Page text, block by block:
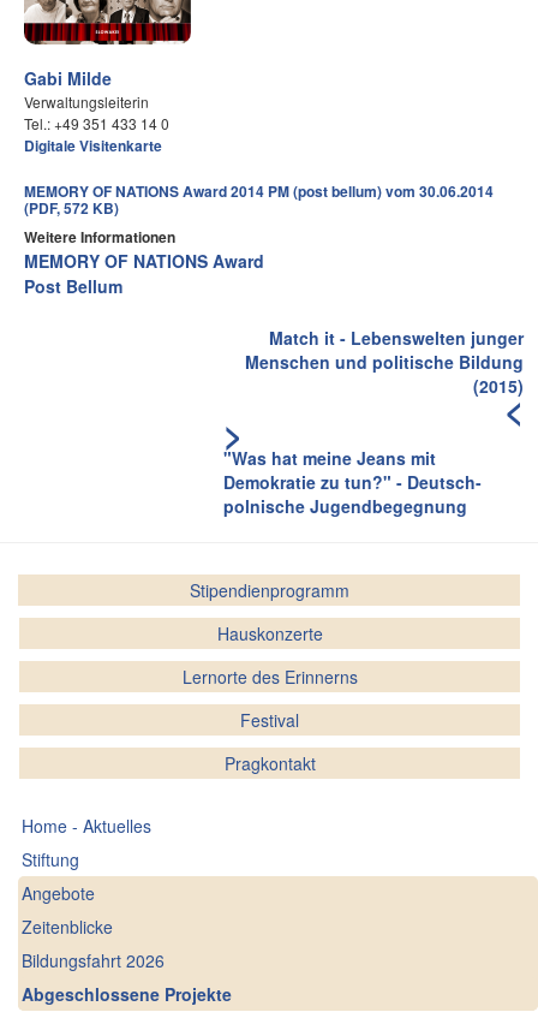
Gabi Milde
Verwaltungsleiterin
Tel.: +49 351 433 14 0
Digitale Visitenkarte
MEMORY OF NATIONS Award 2014 PM (post bellum) vom 30.06.2014
(PDF, 572 KB)
Weitere Informationen
MEMORY OF NATIONS Award
Post Bellum
Match it - Lebenswelten junger
Menschen und politische Bildung
(2015)
<
>
"Was hat meine Jeans mit
Demokratie zu tun?" - Deutsch-
polnische Jugendbegegnung
Stipendienprogramm
Hauskonzerte
Lernorte des Erinnerns
Festival
Pragkontakt
Home - Aktuelles
Stiftung
Angebote
Zeitenblicke
Bildungsfahrt 2026
Abgeschlossene Projekte